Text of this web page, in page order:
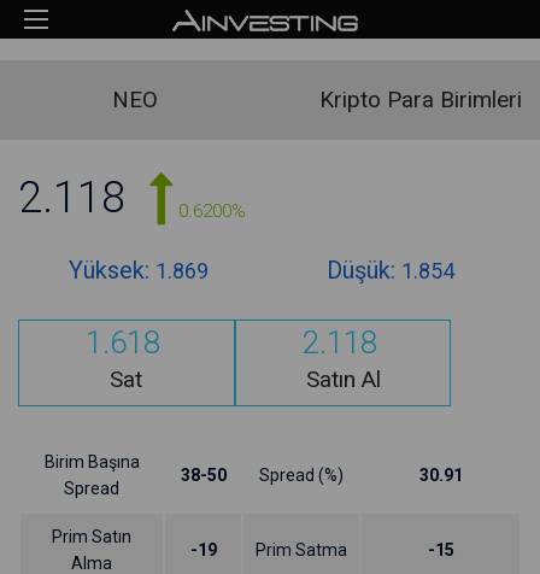
NEO Kripto Para Birimleri
2.118 0.6200%
Yüksek: 1.869 Düşük: 1.854
1.618
Sat
2.118
Satın Al
Birim Başına
Spread
38-50 Spread (%) 30.91
Prim Satın
Alma
-19 Prim Satma -15